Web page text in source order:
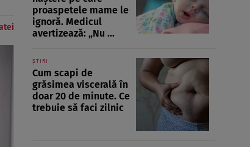
proaspetele mame le
ignoră. Medicul
avertizează: „Nu ...
ȘTIRI
Cum scapi de
grăsimea viscerală în
doar 20 de minute. Ce
trebuie să faci zilnic